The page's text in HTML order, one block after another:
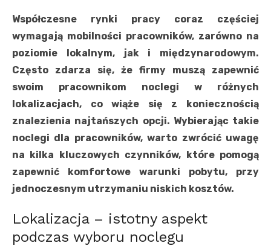
Współczesne rynki pracy coraz częściej
wymagają mobilności pracowników, zarówno na
poziomie lokalnym, jak i międzynarodowym.
Często zdarza się, że firmy muszą zapewnić
swoim pracownikom noclegi w różnych
lokalizacjach, co wiąże się z koniecznością
znalezienia najtańszych opcji. Wybierając takie
noclegi dla pracowników, warto zwrócić uwagę
na kilka kluczowych czynników, które pomogą
zapewnić komfortowe warunki pobytu, przy
jednoczesnym utrzymaniu niskich kosztów.
Lokalizacja – istotny aspekt
podczas wyboru noclegu